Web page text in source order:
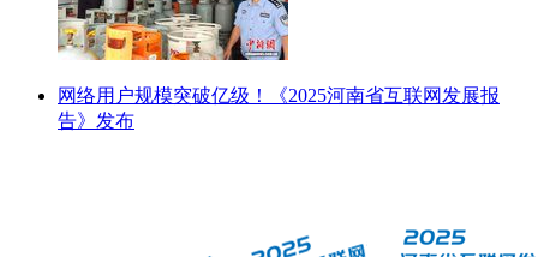
网络用户规模突破亿级！《2025河南省互联网发展报
告》发布